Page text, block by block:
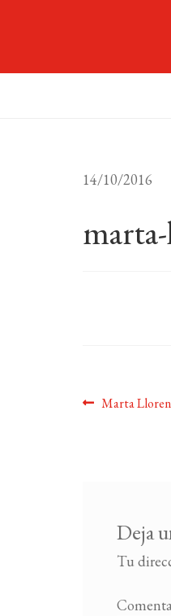
14/10/2016
Anterior:
Marta
Deja
Tu